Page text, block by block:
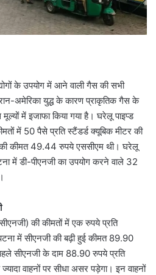
के उपयोग में आने वाली गैस की सभी
अमेरिका युद्ध के कारण प्राकृतिक गैस के
में इजाफा किया गया है। घरेलू पाइप्ड
में 50 पैसे प्रति स्टैंडर्ड क्यूबिक मीटर की
कीमत 49.44 रुपये एससीएम थी। घरेलू
में डी-पीएनजी का उपयोग करने वाले 32
की कीमतों में एक रुपये प्रति
में सीएनजी की बढ़ी हुई कीमत 89.90
सीएनजी के दाम 88.90 रुपये प्रति
वाहनों पर सीधा असर पड़ेगा। इन वाहनों